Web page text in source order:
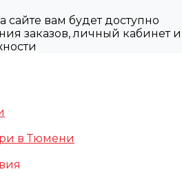
сайте вам будет доступно
заказов, личный кабинет и
в Тюмени